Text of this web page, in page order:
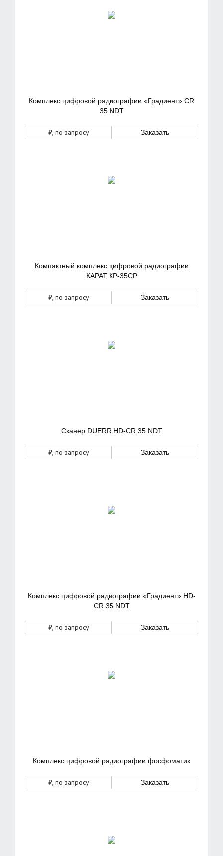
Комплекс цифровой радиографии «Градиент» CR
35 NDT
₽, по запросу Заказать
Компактный комплекс цифровой радиографии
КАРАТ КР-35СР
₽, по запросу Заказать
Сканер DUERR HD-CR 35 NDT
₽, по запросу Заказать
Комплекс цифровой радиографии «Градиент» HD-
CR 35 NDT
₽, по запросу Заказать
Комплекс цифровой радиографии фосфоматик
₽, по запросу Заказать